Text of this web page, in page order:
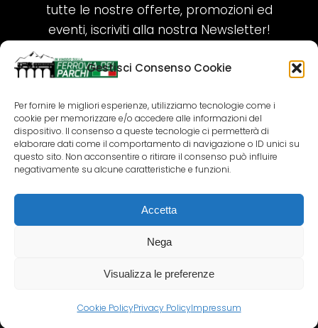
Gestisci Consenso Cookie
Per fornire le migliori esperienze, utilizziamo tecnologie come i
cookie per memorizzare e/o accedere alle informazioni del
dispositivo. Il consenso a queste tecnologie ci permetterà di
elaborare dati come il comportamento di navigazione o ID unici su
questo sito. Non acconsentire o ritirare il consenso può influire
negativamente su alcune caratteristiche e funzioni.
Accetta
Nega
Visualizza le preferenze
Cookie PolicyPrivacy PolicyImpressum
tutte le nostre offerte, promozioni ed
eventi, iscriviti alla nostra Newsletter!
ISCRIVITI ORA!
SEGUICI SUI NOSTRI SOCIAL
COPYRIGHT 2018-2025 PALLENIUM TOURISM
SRL
AGENZIA VIAGGI E TOUR OPERATOR – P.IVA: